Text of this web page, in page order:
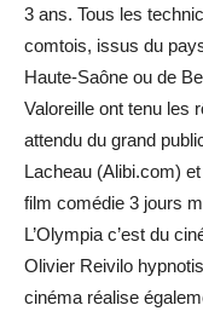
3 ans. Tous les
comtois, issus du
Haute-Saône ou de
Valoreille ont tenu les
attendu du grand
Lacheau (Alibi.com)
film comédie 3 jours
L’Olympia c’est du
Olivier Reivilo
cinéma réalise